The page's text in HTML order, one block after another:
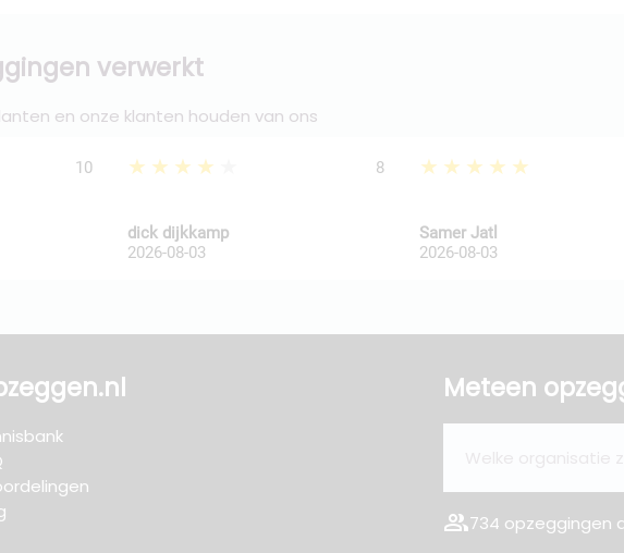
verwerkt
en onze klanten houden van ons
10 ★★★★★ 8
dick dijkkamp
2026-08-03
★★★★★
Samer Jatl
2026-08-03
Meteen
group734 opzeggingen